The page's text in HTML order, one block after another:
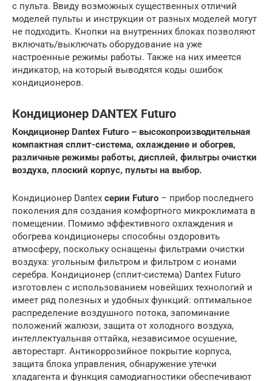
с пульта. Ввиду возможных существенных отличий
моделей пульты и инструкции от разных моделей могут
не подходить. Кнопки на внутренних блоках позволяют
включать/выключать оборудование на уже
настроенные режимы работы. Также на них имеется
индикатор, на который выводятся коды ошибок
кондиционеров.
Кондиционер DANTEX Futuro
Кондиционер Dantex Futuro – высокопроизводительная
компактная сплит-система, охлаждение и обогрев,
различные режимы работы, дисплей, фильтры очистки
воздуха, плоский корпус, пульты на выбор.
Кондиционер Dantex серии Futuro – прибор последнего
поколения для создания комфортного микроклимата в
помещении. Помимо эффективного охлаждения и
обогрева кондиционеры способны оздоровить
атмосферу, поскольку оснащены фильтрами очистки
воздуха: угольным фильтром и фильтром с ионами
серебра. Кондиционер (сплит-система) Dantex Futuro
изготовлен с использованием новейших технологий и
имеет ряд полезных и удобных функций: оптимальное
распределение воздушного потока, запоминание
положений жалюзи, защита от холодного воздуха,
интеллектуальная оттайка, независимое осушение,
авторестарт. Антикоррозийное покрытие корпуса,
защита блока управления, обнаружение утечки
хладагента и функция самодиагностики обеспечивают